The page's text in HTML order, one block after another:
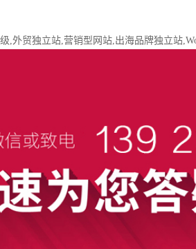
贸独立站,营销型网站,出海品牌独立站